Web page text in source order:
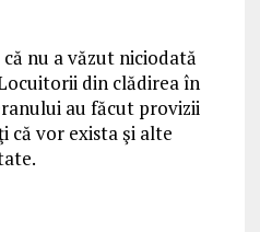
nu a văzut niciodată
din clădirea în
au făcut provizii
că vor exista şi alte